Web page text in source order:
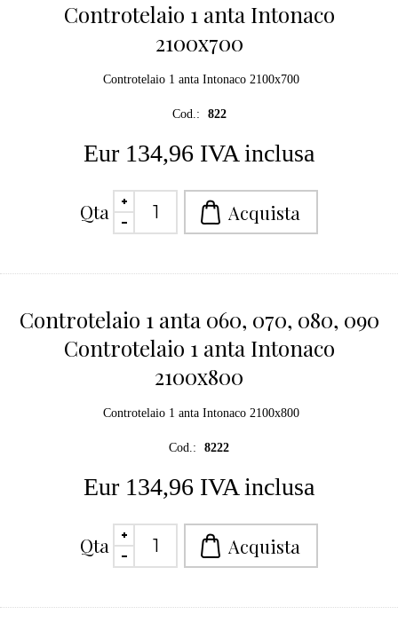
Controtelaio 1 anta Intonaco
2100x700
Controtelaio 1 anta Intonaco 2100x700
Cod.: 822
Eur 134,96 IVA inclusa
Qta
Controtelaio 1 anta 060, 070, 080, 090
Controtelaio 1 anta Intonaco
2100x800
Controtelaio 1 anta Intonaco 2100x800
Cod.: 8222
Eur 134,96 IVA inclusa
Qta